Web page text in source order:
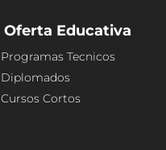
Oferta Educativa
Programas Tecnicos
Diplomados
Cursos Cortos